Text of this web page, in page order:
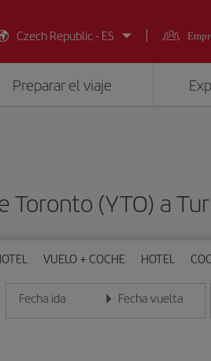
Czech Republic - ES
Preparar el viaje
Toronto (YTO) a
VUELO + COCHE HOTEL
Fecha ida
Introduce la fecha en formato día/mes/año
Fecha vuelta
Introduce la fecha en